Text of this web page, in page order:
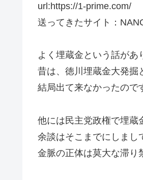
url:https://1-prime.com/
送ってきたサイト：
よく埋蔵金という話があ
昔は、徳川埋蔵金大発掘
結局出て来なかったので
他には民主党政権で埋蔵
余談はそこまでにしまし
金脈の正体は莫大な滞り